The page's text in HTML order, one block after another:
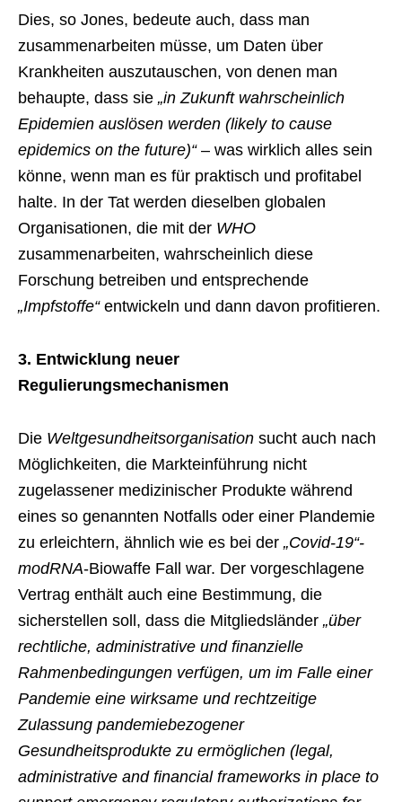
Dies, so Jones, bedeute auch, dass man
zusammenarbeiten müsse, um Daten über
Krankheiten auszutauschen, von denen man
behaupte, dass sie „in Zukunft wahrscheinlich
Epidemien auslösen werden (likely to cause
epidemics on the future)“– was wirklich alles sein
könne, wenn man es für praktisch und profitabel
halte. In der Tat werden dieselben globalen
Organisationen, die mit der WHO
zusammenarbeiten, wahrscheinlich diese
Forschung betreiben und entsprechende
„Impfstoffe“entwickeln und dann davon profitieren.
3. Entwicklung neuer
Regulierungsmechanismen
Die Weltgesundheitsorganisation sucht auch nach
Möglichkeiten, die Markteinführung nicht
zugelassener medizinischer Produkte während
eines so genannten Notfalls oder einer Plandemie
zu erleichtern, ähnlich wie es bei der „Covid-19“-
modRNA-Biowaffe Fall war. Der vorgeschlagene
Vertrag enthält auch eine Bestimmung, die
sicherstellen soll, dass die Mitgliedsländer „über
rechtliche, administrative und finanzielle
Rahmenbedingungen verfügen, um im Falle einer
Pandemie eine wirksame und rechtzeitige
Zulassung pandemiebezogener
Gesundheitsprodukte zu ermöglichen (legal,
administrative and financial frameworks in place to